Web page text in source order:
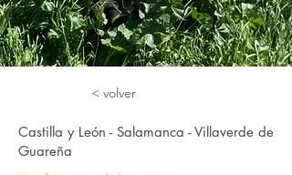
< volver
Castilla y León - Salamanca - Villaverde de
Guareña